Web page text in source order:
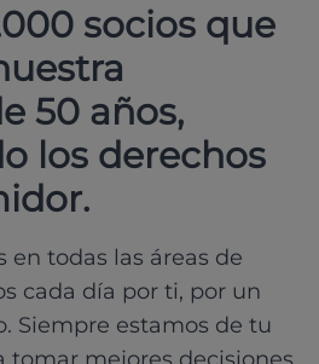
socios que
50 años,
los derechos
en todas las áreas de
cada día por ti, por un
Siempre estamos de tu